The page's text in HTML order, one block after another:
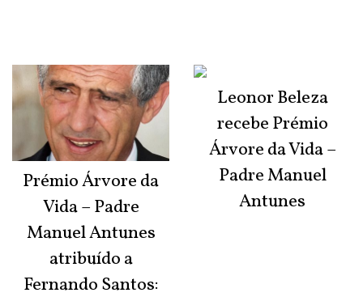
Prémio Árvore da
Vida – Padre
Manuel Antunes
atribuído a
Fernando Santos:
Leonor Beleza
recebe Prémio
Árvore da Vida –
Padre Manuel
Antunes